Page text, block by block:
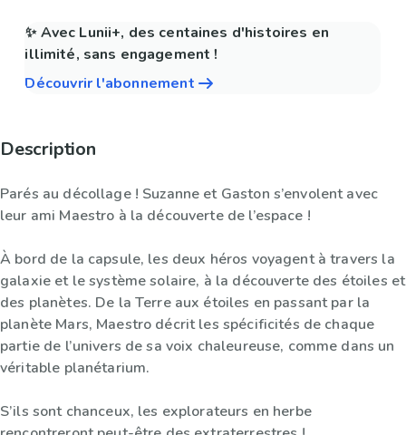
✨ Avec Lunii+, des centaines d'histoires en
illimité, sans engagement !
Découvrir l'abonnement
Description
Parés au décollage ! Suzanne et Gaston s’envolent avec
leur ami Maestro à la découverte de l’espace !
À bord de la capsule, les deux héros voyagent à travers la
galaxie et le système solaire, à la découverte des étoiles et
des planètes. De la Terre aux étoiles en passant par la
planète Mars, Maestro décrit les spécificités de chaque
partie de l’univers de sa voix chaleureuse, comme dans un
véritable planétarium.
S’ils sont chanceux, les explorateurs en herbe